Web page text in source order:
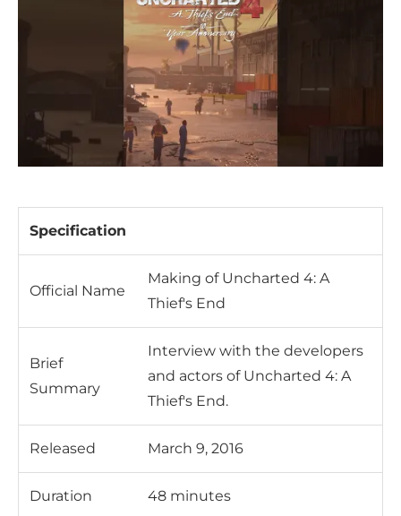
Specification
Official Name
Making of Uncharted 4: A
Thief's End
Brief
Summary
Interview with the developers
and actors of Uncharted 4: A
Thief's End.
Released March 9, 2016
Duration 48 minutes